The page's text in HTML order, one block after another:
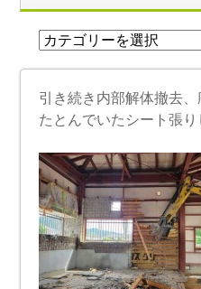
引き続き内部解体撤去
たとんでいたシート張り